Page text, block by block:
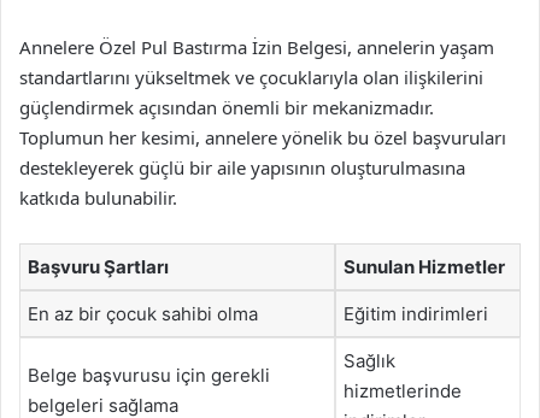
Annelere Özel Pul Bastırma İzin Belgesi, annelerin yaşam
standartlarını yükseltmek ve çocuklarıyla olan ilişkilerini
güçlendirmek açısından önemli bir mekanizmadır.
Toplumun her kesimi, annelere yönelik bu özel başvuruları
destekleyerek güçlü bir aile yapısının oluşturulmasına
katkıda bulunabilir.
Başvuru Şartları Sunulan Hizmetler
En az bir çocuk sahibi olma Eğitim indirimleri
Belge başvurusu için gerekli
belgeleri sağlama
Sağlık
hizmetlerinde